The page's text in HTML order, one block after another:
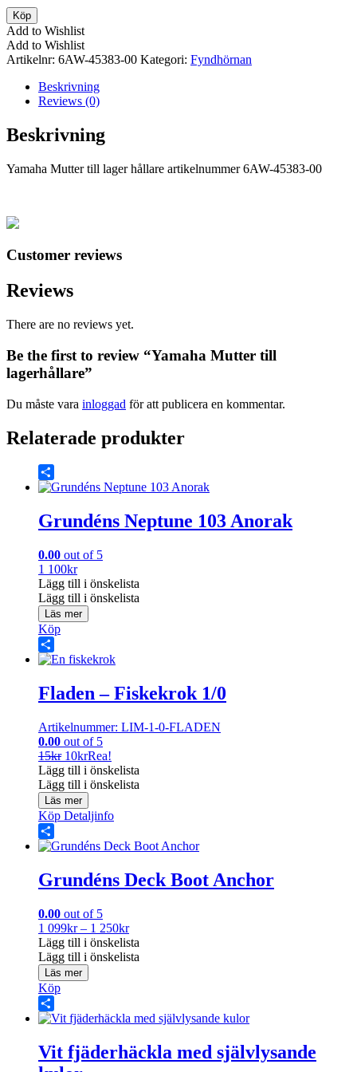
Yamaha
Mutter
till
lagerhållare
Köp
Add to Wishlist
Add to Wishlist
Artikelnr: 6AW-45383-00 Kategori: Fyndhörnan
Beskrivning
Reviews (0)
Beskrivning
Yamaha Mutter till lager hållare artikelnummer 6AW-45383-00
Customer reviews
Reviews
There are no reviews yet.
Be the first to review “Yamaha Mutter till
lagerhållare”
Du måste vara inloggad för att publicera en kommentar.
Relaterade produkter
Share
Grundéns Neptune 103 Anorak
0.00 out of 5
1 100kr
Lägg till i önskelista
Lägg till i önskelista
Läs mer
Köp
Share
Fladen – Fiskekrok 1/0
Artikelnummer: LIM-1-0-FLADEN
0.00 out of 5
15kr Det
ursprungliga
priset
var:
15kr.
10krDet
nuvarande
priset
är:
10kr.
Rea!
Lägg till i önskelista
Lägg till i önskelista
Läs mer
Köp Detaljinfo
Share
Grundéns Deck Boot Anchor
0.00 out of 5
1 099kr – 1 250krPrisintervall:
1
099kr
Lägg till i önskelista
Lägg till i önskelista
Läs mer
Köp
Share
Vit fjäderhäckla med självlysande